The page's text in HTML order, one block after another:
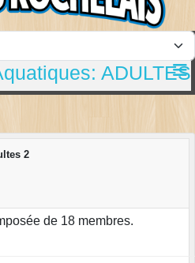
ADULTES
2
de 18 membres.